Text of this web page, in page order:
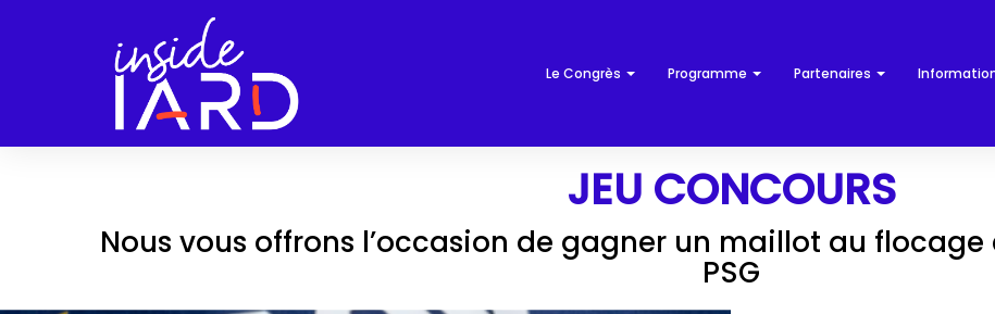
Le Congrès Programme Partenaires
JEU CONCOURS
Nous vous offrons l’occasion de gagner un maillot au flocage
PSG